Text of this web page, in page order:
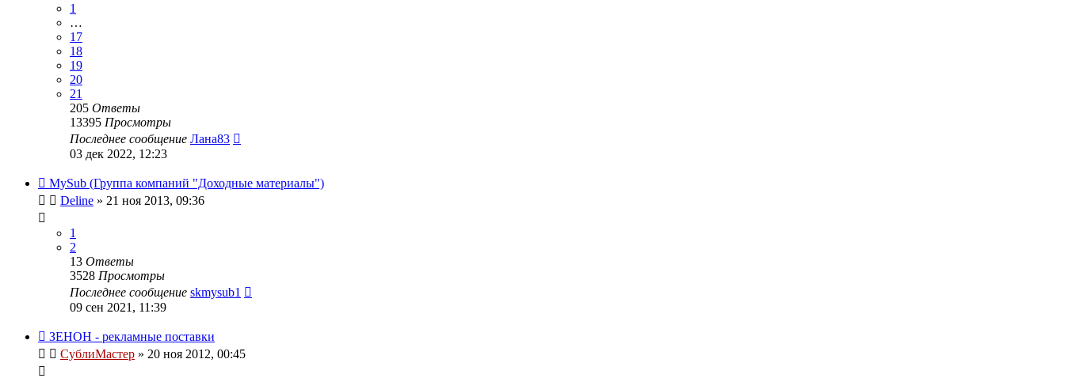
1
…
17
18
19
20
21
205 Ответы
13395 Просмотры
Последнее сообщение Лана83
03 дек 2022, 12:23
MySub (Группа компаний "Доходные материалы")
Deline » 21 ноя 2013, 09:36
1
2
13 Ответы
3528 Просмотры
Последнее сообщение skmysub1
09 сен 2021, 11:39
ЗЕНОН - рекламные поставки
СублиМастер » 20 ноя 2012, 00:45